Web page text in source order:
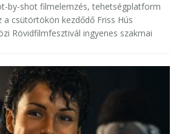
by-shot filmelemzés, tehetségplatform
a csütörtökön kezdődő Friss Hús
Rövidfilmfesztivál ingyenes szakmai